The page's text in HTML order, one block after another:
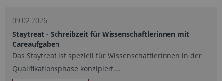
09.02.2026
Staytreat - Schreibzeit für Wissenschaftlerinnen mit
Careaufgaben
Das Staytreat ist speziell für Wissenschaftlerinnen in der
Qualifikationsphase konzipiert.…